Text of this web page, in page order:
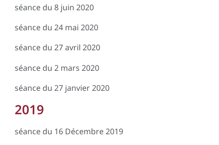
séance du 8 juin 2020
séance du 24 mai 2020
séance du 27 avril 2020
séance du 2 mars 2020
séance du 27 janvier 2020
2019
séance du 16 Décembre 2019